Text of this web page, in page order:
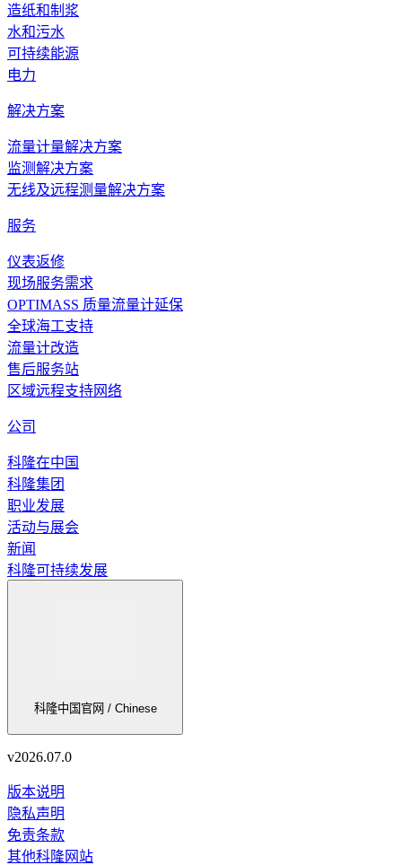
造纸和制浆
水和污水
可持续能源
电力
解决方案
流量计量解决方案
监测解决方案
无线及远程测量解决方案
服务
仪表返修
现场服务需求
OPTIMASS 质量流量计延保
全球海工支持
流量计改造
售后服务站
区域远程支持网络
公司
科隆在中国
科隆集团
职业发展
活动与展会
新闻
科隆可持续发展
科隆中国官网 / Chinese
v2026.07.0
版本说明
隐私声明
免责条款
其他科隆网站